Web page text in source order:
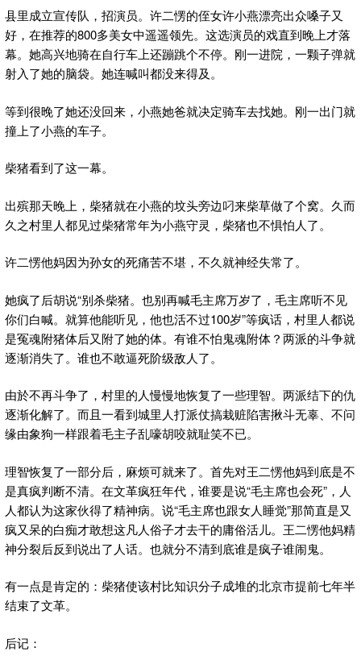
县里成立宣传队，招演员。许二愣的侄女许小燕漂亮出众嗓子又
好，在推荐的800多美女中遥遥领先。这选演员的戏直到晚上才落
幕。她高兴地骑在自行车上还蹦跳个不停。刚一进院，一颗子弹就
射入了她的脑袋。她连喊叫都没来得及。
等到很晚了她还没回来，小燕她爸就决定骑车去找她。刚一出门就
撞上了小燕的车子。
柴猪看到了这一幕。
出殡那天晚上，柴猪就在小燕的坟头旁边叼来柴草做了个窝。久而
久之村里人都见过柴猪常年为小燕守灵，柴猪也不惧怕人了。
许二愣他妈因为孙女的死痛苦不堪，不久就神经失常了。
她疯了后胡说“别杀柴猪。也别再喊毛主席万岁了，毛主席听不见
你们白喊。就算他能听见，他也活不过100岁”等疯话，村里人都说
是冤魂附猪体后又附了她的体。有谁不怕鬼魂附体？两派的斗争就
逐渐消失了。谁也不敢逼死阶级敌人了。
由於不再斗争了，村里的人慢慢地恢复了一些理智。两派结下的仇
逐渐化解了。而且一看到城里人打派仗搞栽赃陷害揪斗无辜、不问
缘由象狗一样跟着毛主子乱嚎胡咬就耻笑不已。
理智恢复了一部分后，麻烦可就来了。首先对王二愣他妈到底是不
是真疯判断不清。在文革疯狂年代，谁要是说“毛主席也会死”，人
人都认为这家伙得了精神病。说“毛主席也跟女人睡觉”那简直是又
疯又呆的白痴才敢想这凡人俗子才去干的庸俗活儿。王二愣他妈精
神分裂后反到说出了人话。也就分不清到底谁是疯子谁闹鬼。
有一点是肯定的：柴猪使该村比知识分子成堆的北京市提前七年半
结束了文革。
后记：